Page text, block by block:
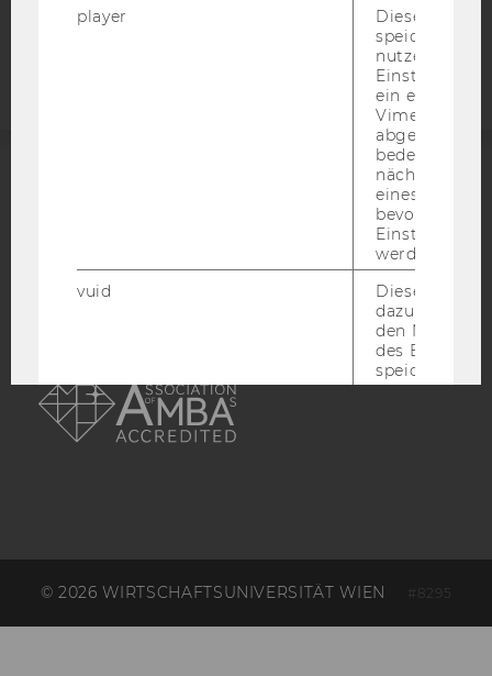
Barrierefreiheitserklärung
© 2026 WIRTSCHAFTSUNIVERSITÄT WIEN #8295
player
Dieses Cookie
speichert
ein
Vimeo-Video
abgespielt
bedeutet,
nächsten
eines Vimeo-
bevorzugten
werden.
vuid
Dieser
dazu
den
des
speichern.
__cf_bm
Service zu
_uetvid
Dieses
gesetzt, um